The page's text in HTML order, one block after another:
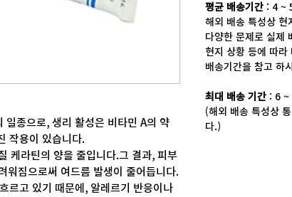
일종으로, 생리 활성은 비타민 A의 약
작용이 있습니다.
케라틴의 양을 줄입니다.그 결과, 피부
워짐으로써 여드름 발생이 줄어듭니다.
르고 있기 때문에, 알레르기 반응이나
평균 배송기간 : 4 ~
해외 배송 특성상 현
다양한 문제로 실제
현지 상황 등에 따라
배송기간을 참고 하
최대 배송 기간 : 6 ~
(해외 배송 특성상
다.)